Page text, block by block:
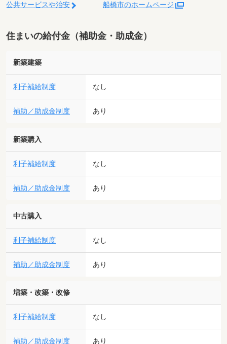
公共サービスや治安 船橋市のホームページ
住まいの給付金（補助金・助成金）
新築建築
利子補給制度 なし
補助／助成金制度 あり
新築購入
利子補給制度 なし
補助／助成金制度 あり
中古購入
利子補給制度 なし
補助／助成金制度 あり
増築・改築・改修
利子補給制度 なし
補助／助成金制度 あり